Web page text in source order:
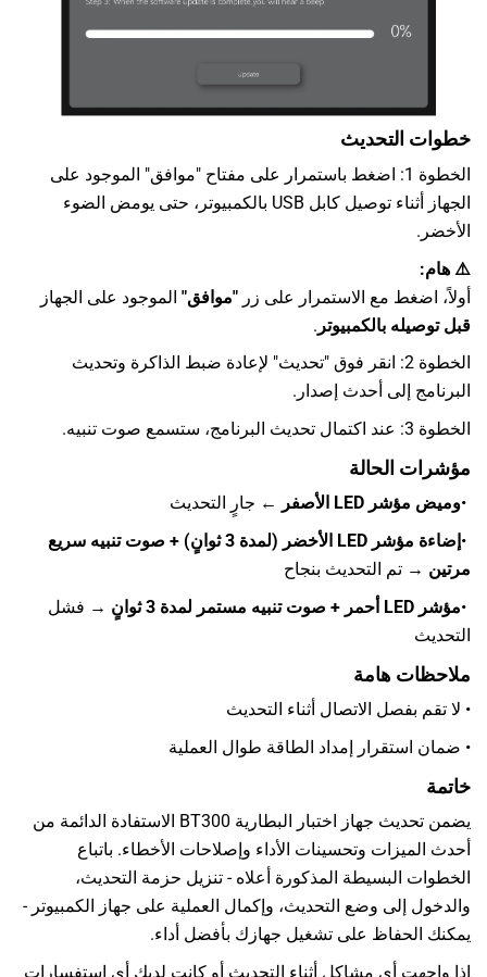
خطوات التحديث
الخطوة 1: اضغط باستمرار على مفتاح "موافق" الموجود على
الجهاز أثناء توصيل كابل USB بالكمبيوتر، حتى يومض الضوء
الأخضر.
⚠️ هام:
أولاً، اضغط مع الاستمرار على زر "موافق" الموجود على الجهاز
قبل توصيله بالكمبيوتر .
الخطوة 2: انقر فوق "تحديث" لإعادة ضبط الذاكرة وتحديث
البرنامج إلى أحدث إصدار.
الخطوة 3: عند اكتمال تحديث البرنامج، ستسمع صوت تنبيه.
مؤشرات الحالة
•وميض مؤشر LED الأصفر
← جارٍ التحديث
•
إضاءة مؤشر LED الأخضر (لمدة 3 ثوانٍ) + صوت تنبيه سريع
مرتين → تم التحديث بنجاح
•مؤشر LED أحمر + صوت تنبيه مستمر لمدة 3 ثوانٍ
→ فشل
التحديث
ملاحظات هامة
• لا تقم بفصل الاتصال أثناء التحديث
• ضمان استقرار إمداد الطاقة طوال العملية
خاتمة
يضمن تحديث جهاز اختبار البطارية BT300
الاستفادة الدائمة من
أحدث الميزات وتحسينات الأداء وإصلاحات الأخطاء. باتباع
الخطوات البسيطة المذكورة أعلاه - تنزيل حزمة التحديث،
والدخول إلى وضع التحديث، وإكمال العملية على جهاز الكمبيوتر -
يمكنك الحفاظ على تشغيل جهازك بأفضل أداء.
إذا واجهت أي مشاكل أثناء التحديث أو كانت لديك أي استفسارات